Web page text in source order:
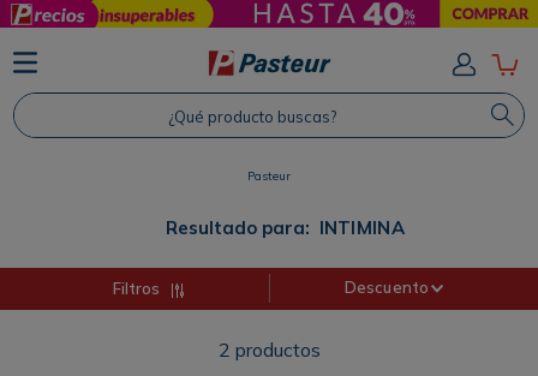
¿Qué producto buscas?
Pasteur
Resultado para: INTIMINA
Filtros Descuento
2 productos
TÉRMINOS MÁS BUSCADOS
1. Protector Solar
2. Shampoo